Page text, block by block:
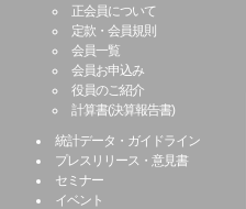
正会員について
定款・会員規則
会員一覧
会員お申込み
役員のご紹介
計算書(決算報告書)
統計データ・ガイドライン
プレスリリース・意見書
セミナー
イベント